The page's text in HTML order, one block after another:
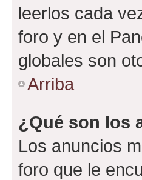
leerlos cada
foro y en el
globales son
Arriba
¿Qué son los
Los anuncios
foro que le